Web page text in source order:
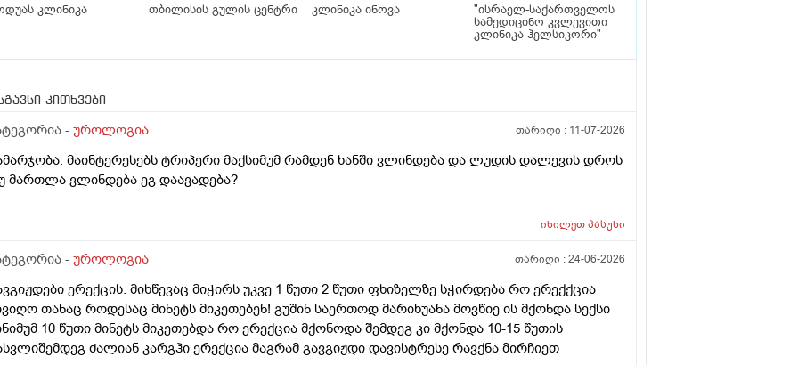
კლინიკა თბილისის გულის ცენტრი კლინიკა ინოვა
"ისრაელ-საქართველოს
სამედიცინო კვლევითი
კლინიკა ჰელსიკორი"
კითხვები
- უროლოგია თარიღი : 11-07-2026
მაინტერესებს ტრიპერი მაქსიმუმ რამდენ ხანში ვლინდება და ლუდის დალევის დროს
მართლა ვლინდება ეგ დაავადება?
იხილეთპასუხი
- უროლოგია თარიღი :24-06-2026
ერექცის. მიხწევაც მიჭირს უკვე 1 წუთი 2 წუთი ფხიზელზე სჭირდება რო ერექქცია
თანაც როდესაც მინეტს მიკეთებენ! გუშინ საერთოდ მარიხუანა მოვწიე ის მქონდა სექსი
10 წუთი მინეტს მიკეთებდა რო ერექცია მქონოდა შემდეგ კი მქონდა 10-15 წუთის
ძალიან კარგჰი ერექცია მაგრამ გავგიჟდი დავისტრესე რავქნა მირჩიეთ